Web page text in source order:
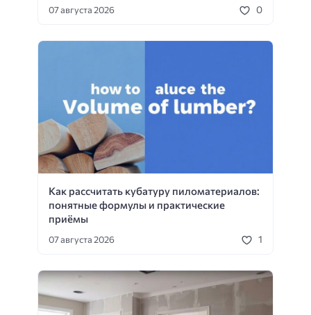
07 августа 2026 0
Как рассчитать кубатуру пиломатериалов:
понятные формулы и практические
приёмы
07 августа 2026 1